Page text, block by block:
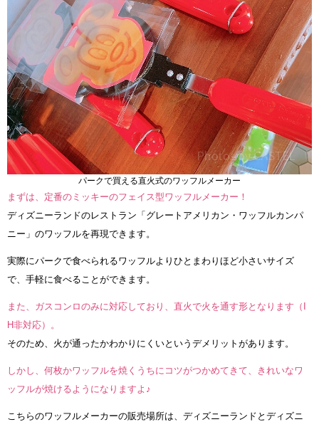
パークで買える直火式のワッフルメーカー
まずは、定番のミッキーのフェイス型ワッフルメーカー！
ディズニーランドのレストラン「グレートアメリカン・ワッフルカンパ
ニー」のワッフルを再現できます。
実際にパークで食べられるワッフルよりひとまわりほど小さいサイズ
で、手軽に食べることができます。
また、ガスコンロのみに対応しており、直火で火を通す形となります（I
H非対応）。
そのため、火が通ったかわかりにくいというデメリットがあります。
しかし、何枚かワッフルを焼くうちにコツがつかめてきて、きれいなワ
ッフルが焼けるようになりますよ♪
こちらのワッフルメーカーの販売場所は、ディズニーランドとディズニ